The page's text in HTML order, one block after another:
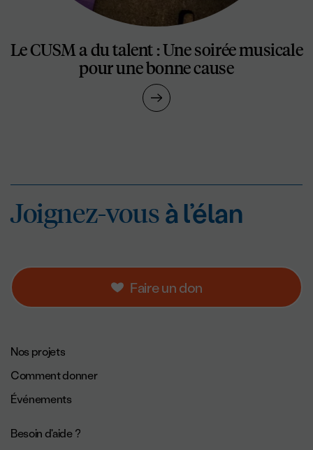
Le CUSM a du talent : Une soirée musicale
pour une bonne cause
Faire un don
Joignez-vousà
Joignez-vousà l’élan
Navigation de pied de page.
Nos projets
Comment donner
Événements
Besoin d'aide ?